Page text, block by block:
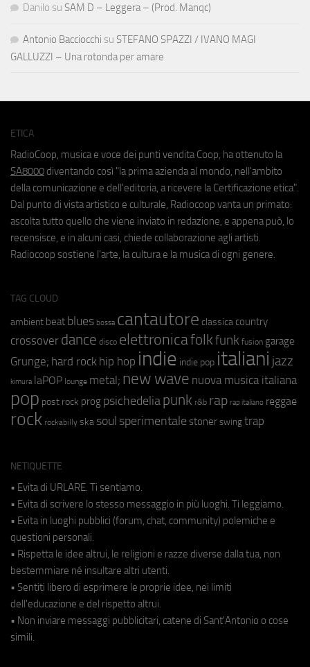
Danilo su SAM D – Leggera – (Prod. Manqc)
Antonio Bacciocchi su STEFANO SPAZZI / IVANO MAGI
GALLUZZI – Una rotonda per amare
ETICA
RadioCoop, musica e voce dei punti vendita Coop, ha ottenuto la
SA8000 diventando così "la prima azienda al mondo, nell'ambito
della comunicazione e dell'editoria, a ricevere la Certificazione etica".
Dal punto di vista artistico e culturale, Radiocoop vanta un primato:
ascolta tutto quello che viene inviato in redazione, e appena può, lo
recensisce, e in alcuni casi, chiede collaborazione agli artisti.
Radiocoop sostiene l'arte, la cultura e la musica di ogni genere.
TAG CLOUD
ambient beat blues bossa cantautore classica country
crossover dance disco elettronicafolkfunk fusion garage
Grunge; hard rock hip hop indie indie pop italiani jazz
kimura laPOP lounge metal; new wave nuova musica italiana
pop post rock prog psichedeliapunk r&b rap rap italiano reggae
rock rockabilly ska soul sperimentale stoner swing trap
NETIQUETTE
• Evita di URLARE. Ti sentiamo.
• Evita di scrivere lo stesso messaggio in più luoghi. Ti leggiamo.
• Evita in luoghi pubblici (forum, chat, community) polemiche e
questioni personali.
• Rispetta le idee altrui, le religioni e razze diverse dalla tua, non
bestemmiare né insultare altri utenti.
• Sentiti libero di esprimere le proprie idee, nei limiti
dell'educazione e del rispetto altrui.
• Non inviare messaggi pubblicitari, catene di Sant'Antonio o cose
simili.